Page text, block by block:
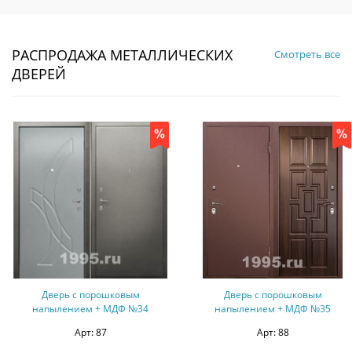
РАСПРОДАЖА МЕТАЛЛИЧЕСКИХ
ДВЕРЕЙ
Смотреть все
Дверь с порошковым
напылением + МДФ №34
Арт: 87
Дверь с порошковым
напылением + МДФ №35
Арт: 88